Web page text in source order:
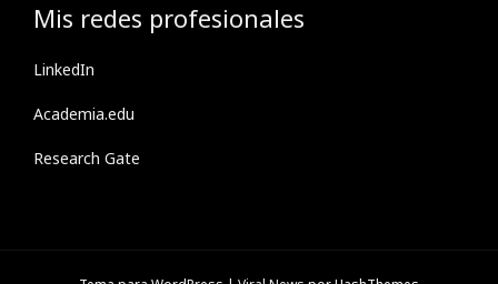
Mis redes profesionales
LinkedIn
Academia.edu
Research Gate